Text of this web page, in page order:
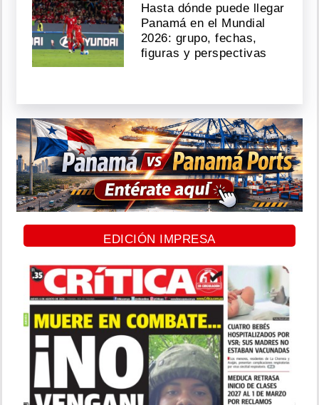
Hasta dónde puede llegar
Panamá en el Mundial
2026: grupo, fechas,
figuras y perspectivas
EDICIÓN IMPRESA